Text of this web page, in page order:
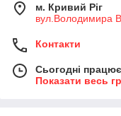
м. Кривий Ріг
вул.Володимира
Контакти
Сьогодні
Показати весь